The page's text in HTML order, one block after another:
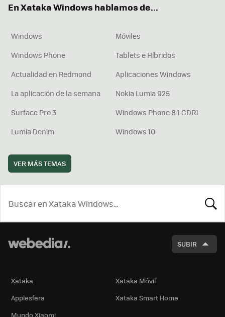
En Xataka Windows hablamos de...
Windows
Móviles
Windows Phone
Tablets e Híbridos
Actualidad en Redmond
Aplicaciones Windows
La aplicación de la semana
Nokia Lumia 925
Surface Pro 3
Windows Phone 8.1 GDR1
Lumia Denim
Windows 10
VER MÁS TEMAS
SUBIR
Xataka
Xataka Móvil
Applesfera
Xataka Smart Home
Mundo Xiaomi